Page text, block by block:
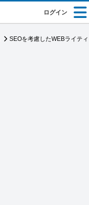
ログイン
SEOを考慮したWEBライテ